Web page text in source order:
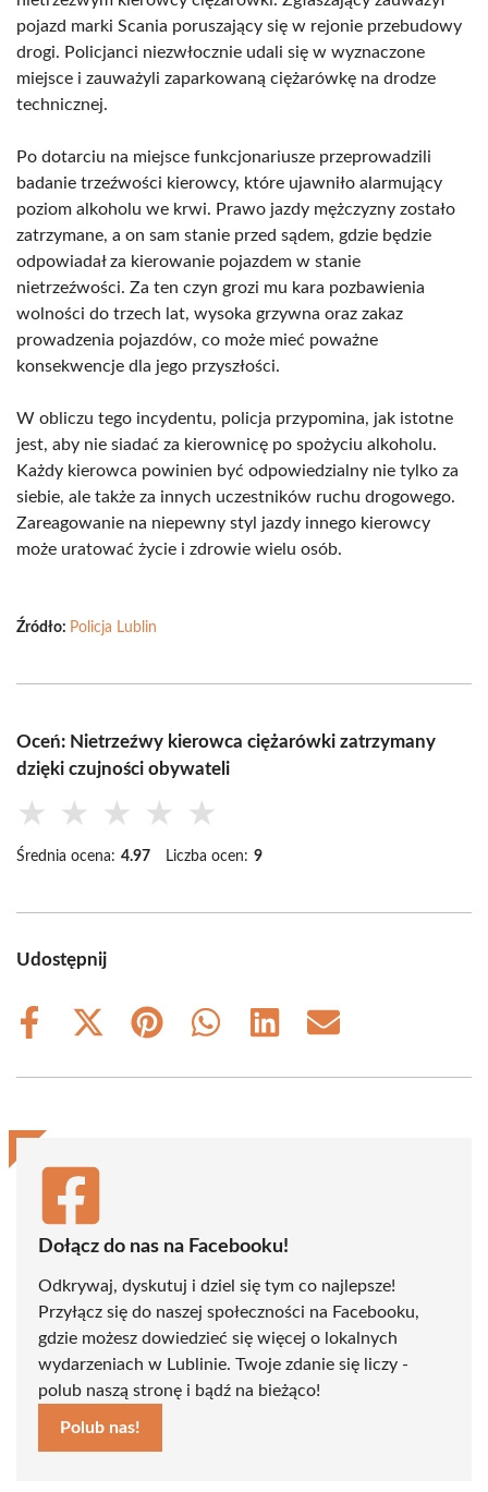
pojazd marki Scania poruszający się w rejonie przebudowy
drogi. Policjanci niezwłocznie udali się w wyznaczone
miejsce i zauważyli zaparkowaną ciężarówkę na drodze
technicznej.
Po dotarciu na miejsce funkcjonariusze przeprowadzili
badanie trzeźwości kierowcy, które ujawniło alarmujący
poziom alkoholu we krwi. Prawo jazdy mężczyzny zostało
zatrzymane, a on sam stanie przed sądem, gdzie będzie
odpowiadał za kierowanie pojazdem w stanie
nietrzeźwości. Za ten czyn grozi mu kara pozbawienia
wolności do trzech lat, wysoka grzywna oraz zakaz
prowadzenia pojazdów, co może mieć poważne
konsekwencje dla jego przyszłości.
W obliczu tego incydentu, policja przypomina, jak istotne
jest, aby nie siadać za kierownicę po spożyciu alkoholu.
Każdy kierowca powinien być odpowiedzialny nie tylko za
siebie, ale także za innych uczestników ruchu drogowego.
Zareagowanie na niepewny styl jazdy innego kierowcy
może uratować życie i zdrowie wielu osób.
Źródło: Policja Lublin
Oceń: Nietrzeźwy kierowca ciężarówki zatrzymany
dzięki czujności obywateli
★ ★ ★ ★ ★
Średnia ocena: 4.97 Liczba ocen: 9
Udostępnij
Share
Share
(Twitter)
Share
Share
Share
Share
Dołącz do nas na Facebooku!
Odkrywaj, dyskutuj i dziel się tym co najlepsze!
Przyłącz się do naszej społeczności na Facebooku,
gdzie możesz dowiedzieć się więcej o lokalnych
wydarzeniach w Lublinie. Twoje zdanie się liczy -
polub naszą stronę i bądź na bieżąco!
Polub nas!